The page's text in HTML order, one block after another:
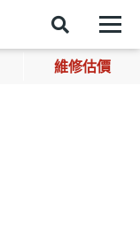
維修估價